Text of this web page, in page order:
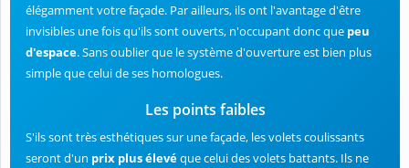
élégamment votre façade. Par ailleurs, ils ont l'avantage d'être
invisibles une fois qu'ils sont ouverts, n'occupant donc que peu
d'espace. Sans oublier que le système d'ouverture est bien plus
simple que celui de ses homologues.
Les points faibles
S'ils sont très esthétiques sur une façade, les volets coulissants
seront d'un prix plus élevéque celui des volets battants. Ils ne